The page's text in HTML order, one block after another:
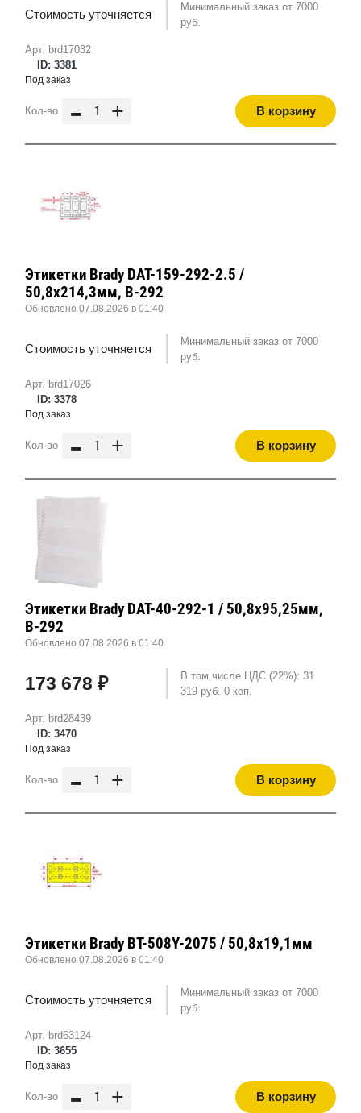
Арт. brd17032
ID: 3381
Стоимость уточняется
Минимальный заказ от 7000
руб.
Под заказ
Кол-во - + В корзину
Арт. brd17026
ID: 3378
Этикетки Brady DAT-159-292-2.5 /
50,8x214,3мм, B-292
Обновлено 07.08.2026 в 01:40
Стоимость уточняется
Минимальный заказ от 7000
руб.
Под заказ
Кол-во - + В корзину
Арт. brd28439
ID: 3470
Этикетки Brady DAT-40-292-1 / 50,8x95,25мм,
B-292
Обновлено 07.08.2026 в 01:40
173 678 ₽
В том числе НДС (22%): 31
319 руб. 0 коп.
Под заказ
Кол-во - + В корзину
Арт. brd63124
ID: 3655
Этикетки Brady BT-508Y-2075 / 50,8x19,1мм
Обновлено 07.08.2026 в 01:40
Стоимость уточняется
Минимальный заказ от 7000
руб.
Под заказ
Кол-во - + В корзину